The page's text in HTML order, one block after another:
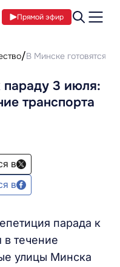
Прямой эфир
В Минске готовятся к
параду 3 июля:
транспорта
в
в
парада к
течение
улицы Минска